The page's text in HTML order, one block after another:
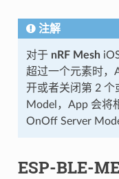
注解
对于 nRF Mesh
超过一个元素时，
开或者关闭第 2 个
Model，App 会将
OnOff Server
ESP-BLE-